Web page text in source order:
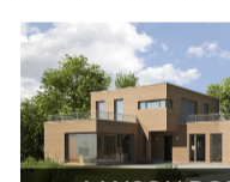
« terminé »